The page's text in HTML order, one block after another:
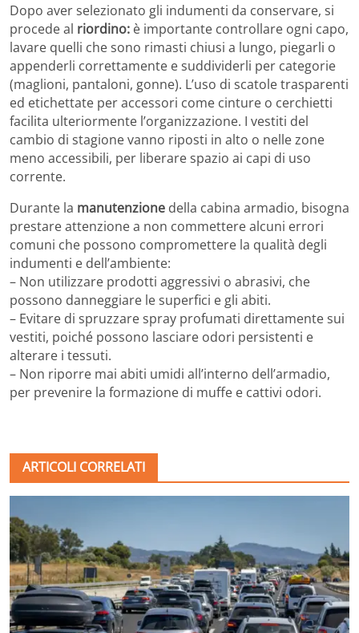
Dopo aver selezionato gli indumenti da conservare, si
procede al riordino: è importante controllare ogni capo,
lavare quelli che sono rimasti chiusi a lungo, piegarli o
appenderli correttamente e suddividerli per categorie
(maglioni, pantaloni, gonne). L’uso di scatole trasparenti
ed etichettate per accessori come cinture o cerchietti
facilita ulteriormente l’organizzazione. I vestiti del
cambio di stagione vanno riposti in alto o nelle zone
meno accessibili, per liberare spazio ai capi di uso
corrente.
Durante la manutenzione della cabina armadio, bisogna
prestare attenzione a non commettere alcuni errori
comuni che possono compromettere la qualità degli
indumenti e dell’ambiente:
– Non utilizzare prodotti aggressivi o abrasivi, che
possono danneggiare le superfici e gli abiti.
– Evitare di spruzzare spray profumati direttamente sui
vestiti, poiché possono lasciare odori persistenti e
alterare i tessuti.
– Non riporre mai abiti umidi all’interno dell’armadio,
per prevenire la formazione di muffe e cattivi odori.
ARTICOLI CORRELATI